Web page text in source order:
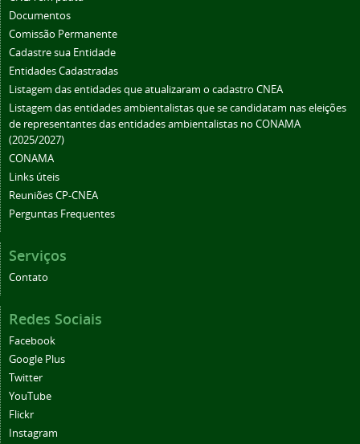
Documentos
Comissão Permanente
Cadastre sua Entidade
Entidades Cadastradas
Listagem das entidades que atualizaram o cadastro CNEA
Listagem das entidades ambientalistas que se candidatam nas eleições
de representantes das entidades ambientalistas no CONAMA
(2025/2027)
CONAMA
Links úteis
Reuniões CP-CNEA
Perguntas Frequentes
Serviços
Contato
Redes Sociais
Facebook
Google Plus
Twitter
YouTube
Flickr
Instagram